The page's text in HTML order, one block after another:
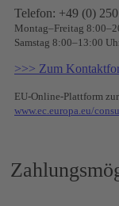
Telefon: +49 (0)
Montag–Freitag
Samstag 8:00–13:00
>>> Zum
EU-Online-Plattform
www.ec.europa.eu/